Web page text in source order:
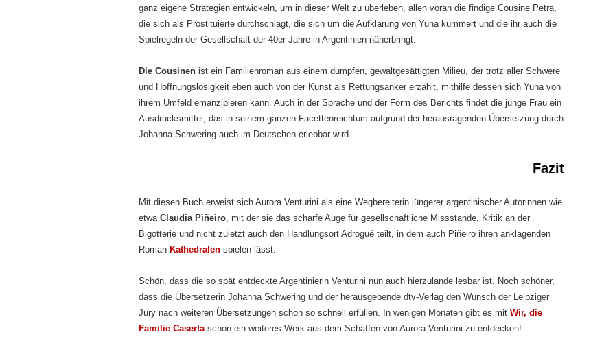
ganz eigene Strategien entwickeln, um in dieser Welt zu überleben, allen voran die findige Cousine Petra,
die sich als Prostituierte durchschlägt, die sich um die Aufklärung von Yuna kümmert und die ihr auch die
Spielregeln der Gesellschaft der 40er Jahre in Argentinien näherbringt.
Die Cousinen ist ein Familienroman aus einem dumpfen, gewaltgesättigten Milieu, der trotz aller Schwere
und Hoffnungslosigkeit eben auch von der Kunst als Rettungsanker erzählt, mithilfe dessen sich Yuna von
ihrem Umfeld emanzipieren kann. Auch in der Sprache und der Form des Berichts findet die junge Frau ein
Ausdrucksmittel, das in seinem ganzen Facettenreichtum aufgrund der herausragenden Übersetzung durch
Johanna Schwering auch im Deutschen erlebbar wird.
Fazit
Mit diesen Buch erweist sich Aurora Venturini als eine Wegbereiterin jüngerer argentinischer Autorinnen wie
etwa Claudia Piñeiro, mit der sie das scharfe Auge für gesellschaftliche Missstände, Kritik an der
Bigotterie und nicht zuletzt auch den Handlungsort Adrogué teilt, in dem auch Piñeiro ihren anklagenden
Roman Kathedralen spielen lässt.
Schön, dass die so spät entdeckte Argentinierin Venturini nun auch hierzulande lesbar ist. Noch schöner,
dass die Übersetzerin Johanna Schwering und der herausgebende dtv-Verlag den Wunsch der Leipziger
Jury nach weiteren Übersetzungen schon so schnell erfüllen. In wenigen Monaten gibt es mit Wir, die
Familie Casertaschon ein weiteres Werk aus dem Schaffen von Aurora Venturini zu entdecken!